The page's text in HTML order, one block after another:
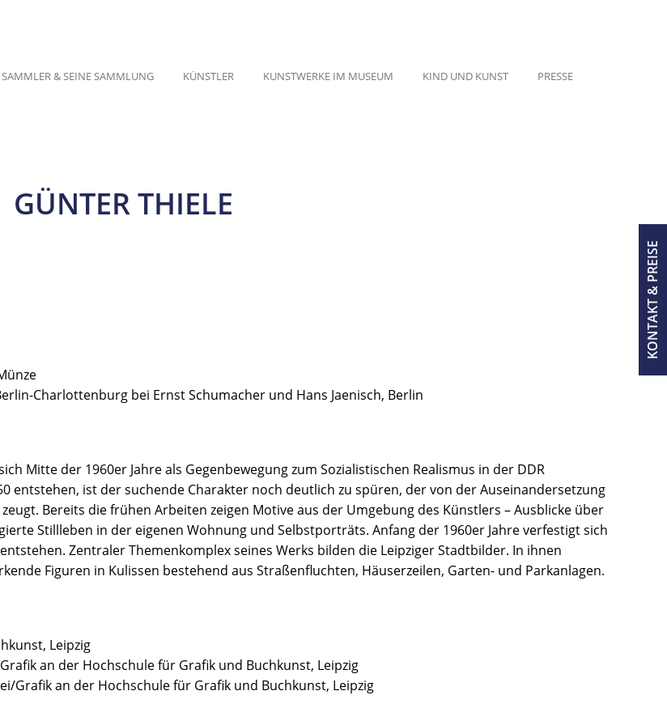
KONTAKT & PREISE
SAMMLER & SEINE SAMMLUNG KÜNSTLER KUNSTWERKE IM MUSEUM KIND UND KUNST PRESSE
GÜNTER THIELE
Charlottenburg bei Ernst Schumacher und Hans Jaenisch, Berlin
Mitte der 1960er Jahre als Gegenbewegung zum Sozialistischen Realismus in der DDR
entstehen, ist der suchende Charakter noch deutlich zu spüren, der von der Auseinandersetzung
Bereits die frühen Arbeiten zeigen Motive aus der Umgebung des Künstlers – Ausblicke über
Stillleben in der eigenen Wohnung und Selbstporträts. Anfang der 1960er Jahre verfestigt sich
Zentraler Themenkomplex seines Werks bilden die Leipziger Stadtbilder. In ihnen
Figuren in Kulissen bestehend aus Straßenfluchten, Häuserzeilen, Garten- und Parkanlagen.
Leipzig
an der Hochschule für Grafik und Buchkunst, Leipzig
Grafik an der Hochschule für Grafik und Buchkunst, Leipzig